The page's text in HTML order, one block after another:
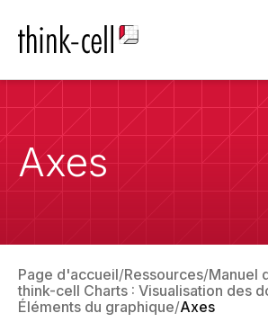
Axes
Page d'accueil Ressources Manuel
think-cell Charts : Visualisation des
Éléments du graphique Axes